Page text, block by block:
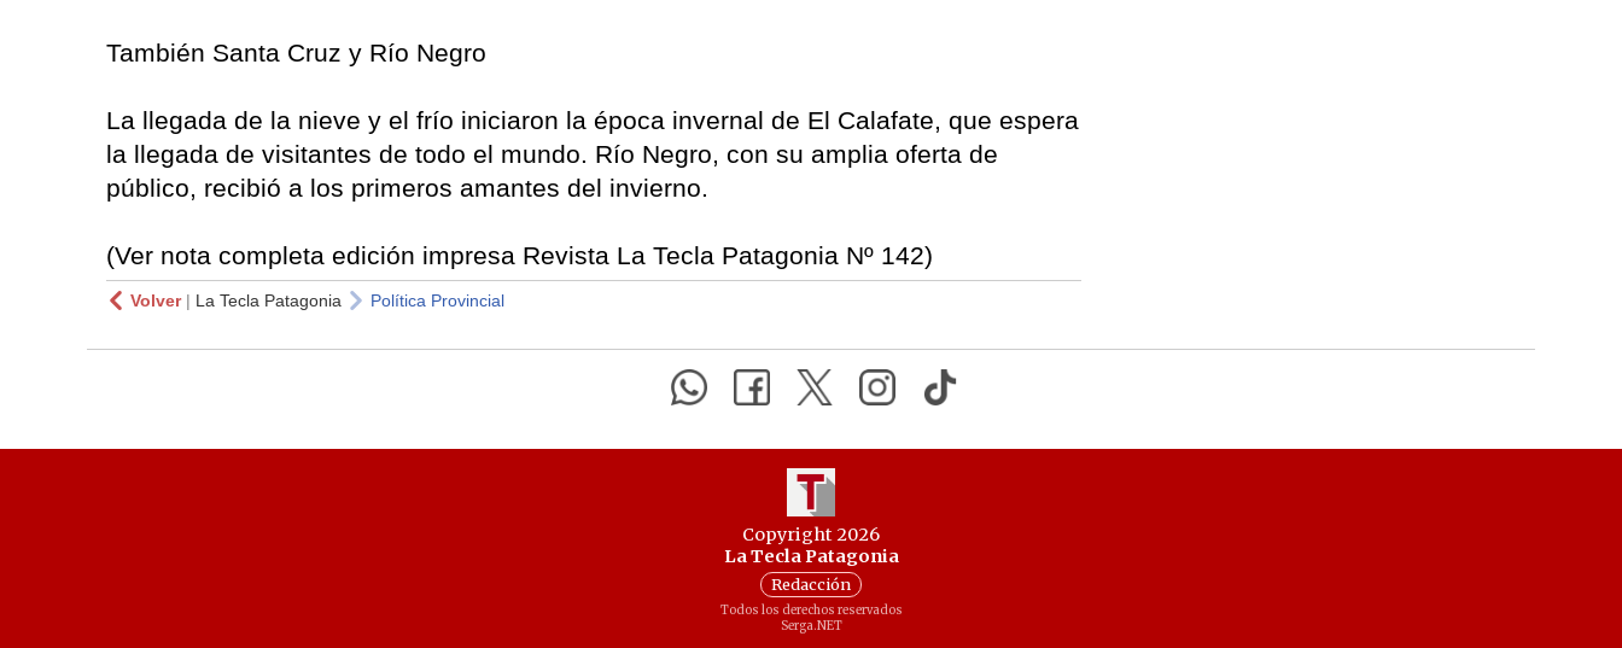
También Santa Cruz y Río Negro
La llegada de la nieve y el frío iniciaron la época invernal de El Calafate, que espera
la llegada de visitantes de todo el mundo. Río Negro, con su amplia oferta de
público, recibió a los primeros amantes del invierno.
(Ver nota completa edición impresa Revista La Tecla Patagonia Nº 142)
Volver| La Tecla Patagonia Política Provincial
Copyright 2026
La Tecla Patagonia
Redacción
Todos los derechos reservados
Serga.NET